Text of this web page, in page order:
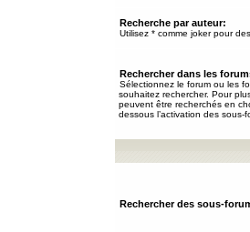
Recherche par auteur:
Utilisez * comme joker pour
Rechercher dans les
Sélectionnez le forum ou les
souhaitez rechercher. Pour
peuvent être recherchés en
dessous l’activation des sous-
Rechercher des sous-